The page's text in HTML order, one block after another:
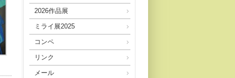
2026作品展
ミライ展2025
コンペ
リンク
メール